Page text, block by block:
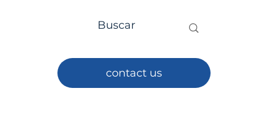
contact us